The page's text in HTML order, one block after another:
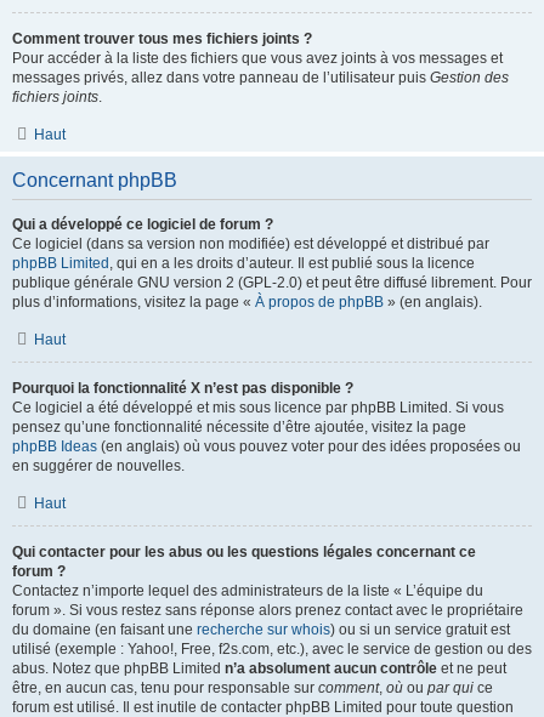
Comment trouver tous mes fichiers joints ?
Pour accéder à la liste des fichiers que vous avez joints à vos messages et
messages privés, allez dans votre panneau de l’utilisateur puis Gestion des
fichiers joints.
Haut
Concernant phpBB
Qui a développé ce logiciel de forum ?
Ce logiciel (dans sa version non modifiée) est développé et distribué par
phpBB Limited , qui en a les droits d’auteur. Il est publié sous la licence
publique générale GNU version 2 (GPL-2.0) et peut être diffusé librement. Pour
plus d’informations, visitez la page « À propos de phpBB » (en anglais).
Haut
Pourquoi la fonctionnalité X n’est pas disponible ?
Ce logiciel a été développé et mis sous licence par phpBB Limited. Si vous
pensez qu’une fonctionnalité nécessite d’être ajoutée, visitez la page
phpBB Ideas (en anglais) où vous pouvez voter pour des idées proposées ou
en suggérer de nouvelles.
Haut
Qui contacter pour les abus ou les questions légales concernant ce
forum ?
Contactez n’importe lequel des administrateurs de la liste « L’équipe du
forum ». Si vous restez sans réponse alors prenez contact avec le propriétaire
du domaine (en faisant une recherche sur whois) ou si un service gratuit est
utilisé (exemple : Yahoo!, Free, f2s.com, etc.), avec le service de gestion ou des
abus. Notez que phpBB Limited n’a absolument aucun contrôle et ne peut
être, en aucun cas, tenu pour responsable sur comment, où ou par qui ce
forum est utilisé. Il est inutile de contacter phpBB Limited pour toute question